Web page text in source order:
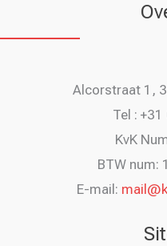
Alcorstraat 1,
Tel :
KvK
BTW num:
E-mail: